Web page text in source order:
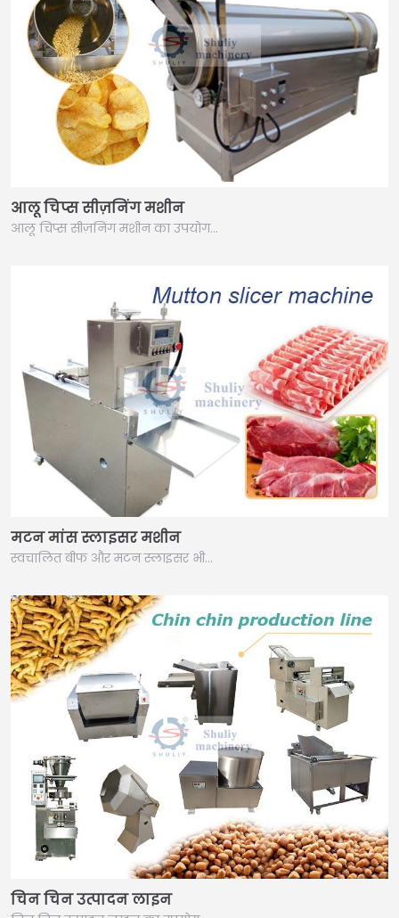
आलू चिप्स सीज़निंग मशीन
आलू चिप्स सीज़निंग मशीन का उपयोग…
मटन मांस स्लाइसर मशीन
स्वचालित बीफ और मटन स्लाइसर भी…
चिन चिन उत्पादन लाइन
Swahili
Urdu
Greek
Italian